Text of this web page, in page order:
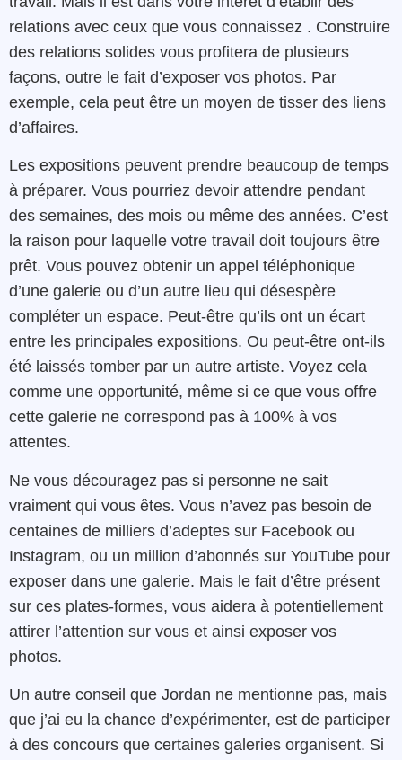
relations avec ceux que vous connaissez . Construire
des relations solides vous profitera de plusieurs
façons, outre le fait d’exposer vos photos. Par
exemple, cela peut être un moyen de tisser des liens
d’affaires.
Les expositions peuvent prendre beaucoup de temps
à préparer. Vous pourriez devoir attendre pendant
des semaines, des mois ou même des années. C’est
la raison pour laquelle votre travail doit toujours être
prêt. Vous pouvez obtenir un appel téléphonique
d’une galerie ou d’un autre lieu qui désespère
compléter un espace. Peut-être qu’ils ont un écart
entre les principales expositions. Ou peut-être ont-ils
été laissés tomber par un autre artiste. Voyez cela
comme une opportunité, même si ce que vous offre
cette galerie ne correspond pas à 100% à vos
attentes.
Ne vous découragez pas si personne ne sait
vraiment qui vous êtes. Vous n’avez pas besoin de
centaines de milliers d’adeptes sur Facebook ou
Instagram, ou un million d’abonnés sur YouTube pour
exposer dans une galerie. Mais le fait d’être présent
sur ces plates-formes, vous aidera à potentiellement
attirer l’attention sur vous et ainsi exposer vos
photos.
Un autre conseil que Jordan ne mentionne pas, mais
que j’ai eu la chance d’expérimenter, est de participer
à des concours que certaines galeries organisent. Si